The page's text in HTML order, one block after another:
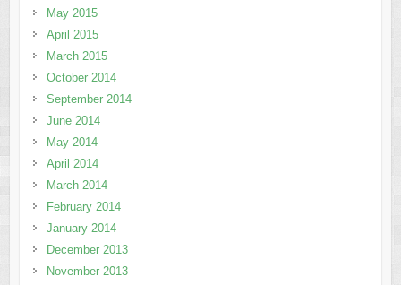
May 2015
April 2015
March 2015
October 2014
September 2014
June 2014
May 2014
April 2014
March 2014
February 2014
January 2014
December 2013
November 2013